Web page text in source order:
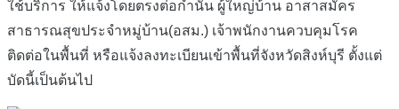
ใช้บริการ ให้แจ้งโดยตรงต่อกำนัน ผู้ใหญ่บ้าน อาสาสมัคร
สาธารณสุขประจำหมู่บ้าน(อสม.) เจ้าพนักงานควบคุมโรค
ติดต่อในพื้นที่ หรือแจ้งลงทะเบียนเข้าพื้นที่จังหวัดสิงห์บุรี ตั้งแต่
บัดนี้เป็นต้นไป